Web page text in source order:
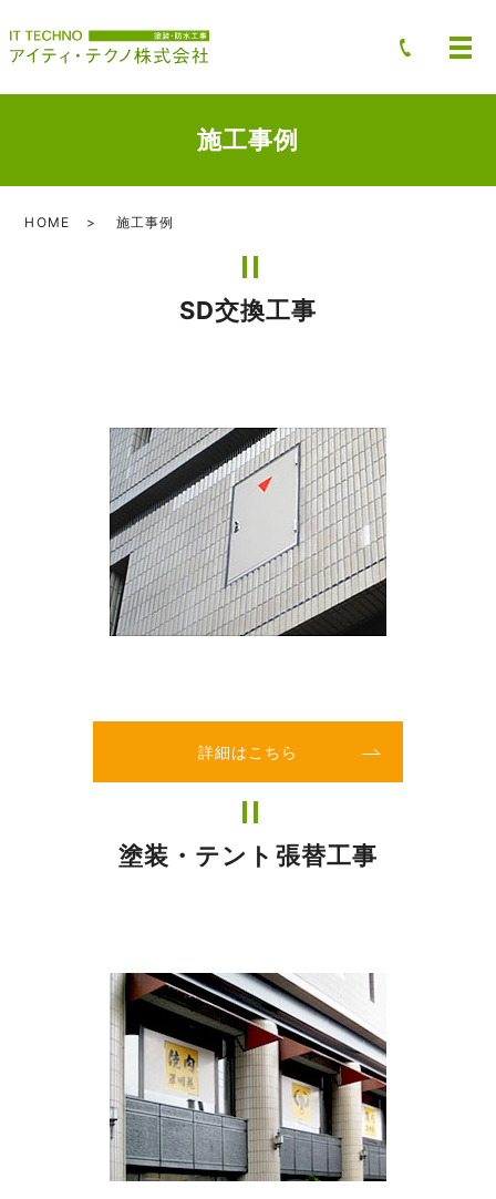
施工事例
HOME 施工事例
SD交換工事
詳細はこちら
塗装・テント張替工事